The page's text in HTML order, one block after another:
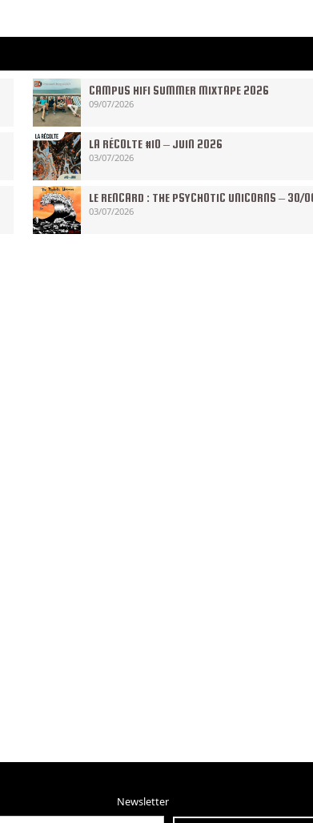
CAMPUS HIFI SUMMER MIXTAPE 2026
09/07/2026
LA RÉCOLTE #10 – JUIN 2026
03/07/2026
LE RENCARD : THE PSYCHOTIC UNICORNS –
03/07/2026
Newsletter